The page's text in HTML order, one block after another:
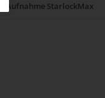
Aufnahme StarlockMax